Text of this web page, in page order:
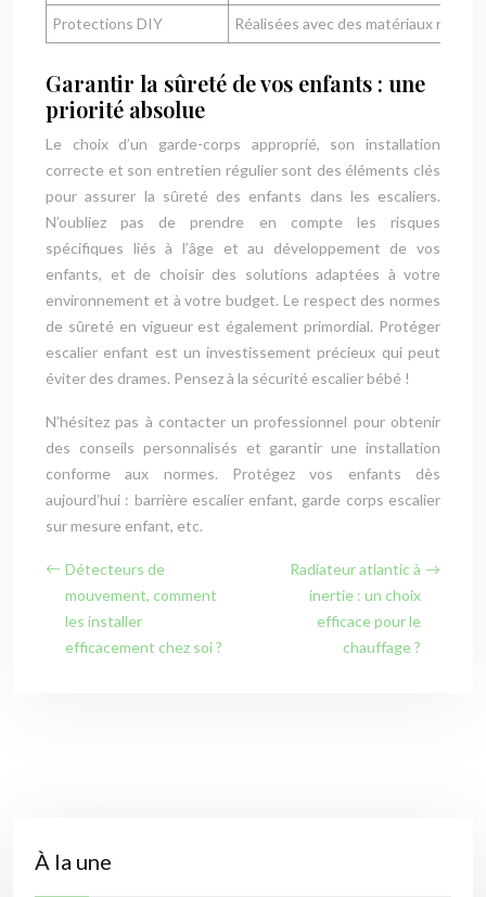
Protections DIY Réalisées avec des matériaux
Garantir la sûreté de vos enfants : une
priorité absolue
Le choix d’un garde-corps approprié, son installation
correcte et son entretien régulier sont des éléments clés
pour assurer la sûreté des enfants dans les escaliers.
N’oubliez pas de prendre en compte les risques
spécifiques liés à l’âge et au développement de vos
enfants, et de choisir des solutions adaptées à votre
environnement et à votre budget. Le respect des normes
de sûreté en vigueur est également primordial. Protéger
escalier enfant est un investissement précieux qui peut
éviter des drames. Pensez à la sécurité escalier bébé !
N’hésitez pas à contacter un professionnel pour obtenir
des conseils personnalisés et garantir une installation
conforme aux normes. Protégez vos enfants dès
aujourd’hui : barrière escalier enfant, garde corps escalier
sur mesure enfant, etc.
Détecteurs de
mouvement, comment
les installer
efficacement chez soi ?
Radiateur atlantic à
inertie : un choix
efficace pour le
chauffage ?
À la une